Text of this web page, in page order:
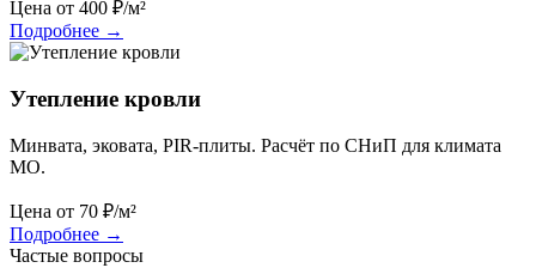
Цена от 400 ₽/м²
Подробнее →
Утепление кровли
Минвата, эковата, PIR-плиты. Расчёт по СНиП для климата
МО.
Цена от 70 ₽/м²
Подробнее →
Частые вопросы